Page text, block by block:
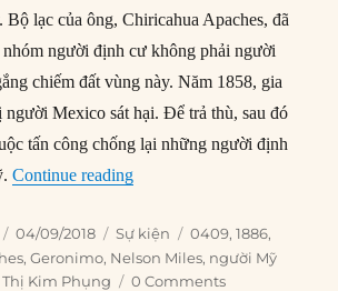
Bộ lạc của ông, Chiricahua Apaches, đã
người định cư không phải người
chiếm đất vùng này. Năm 1858, gia
Mexico sát hại. Để trả thù, sau đó
tấn công chống lại những người định
Continue reading“04/09/1886: Tù trưởng
Posted
on
04/09/2018 Categories
Sự kiện Tags
0409,1886,
,Geronimo, Nelson Miles, người Mỹ
Kim Phụng 0 Comments